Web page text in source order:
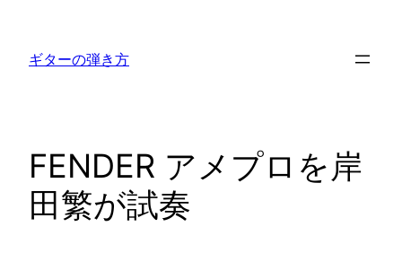
ギターの弾き方
FENDER アメプロを岸
田繁が試奏